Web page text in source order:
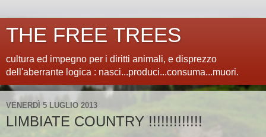
THE FREE TREES
cultura ed impegno per i diritti animali, e disprezzo
dell'aberrante logica : nasci...produci...consuma...muori.
VENERDÌ 5 LUGLIO 2013
LIMBIATE COUNTRY !!!!!!!!!!!!!